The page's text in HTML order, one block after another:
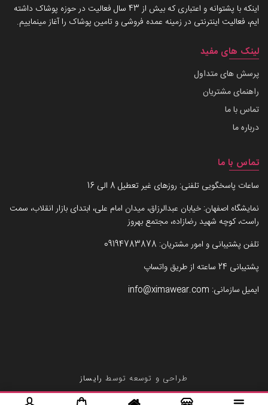
اینکه با پشتوانه و اعتباری که بیش از 43 سال فعالیت در حوزه پوشاک داشته
ایم، فعالیت اینترنتی در زمینه عمده فروشی و تامین پوشاک را آغاز مینماییم.
لینک های مفید
پرسش های متداول
راهنمای مشتریان
تماس با ما
درباره ما
تماس با ما
ساعات پاسخگویی تلفنی: روزهای غیر تعطیل 8 الی 16
نمایشگاه اصفهان: خیابان عبدالرزاق، میدان امام علی، ابتدای بازار انقلاب، سمت
راست، کوچه شهید رضازاده، مجتمع بهروز
تلفن پشتیبانی و امور مشتریان: 09194783878
پشتیبانی 24 ساعته از طریق واتساپ
ایمیل سازمانی: info@ximawear.com
طراحی و توسعه توسط رایساز